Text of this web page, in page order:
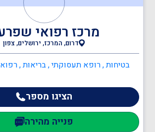
מרכז רפואי
דרום, המרכז, ירושלים, צפון
בטיחות , רופא תעסוקתי , בריאות ,
הציגו מספר
פנייה מהירה